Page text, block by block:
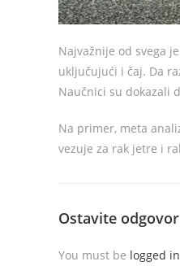
Najvažnije od svega
uključujući i čaj. Da
Naučnici su dokazali
Na primer, meta
vezuje za rak jetre i
Ostavite odgovor
You must be logged in